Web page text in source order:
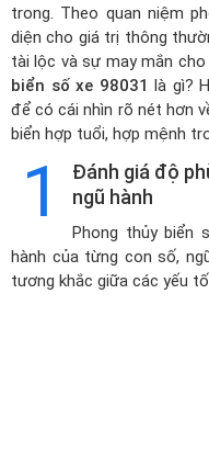
trong. Theo quan niệm
diện cho giá trị thông
tài lộc và sự may mắn
biển số xe 98031 là gì?
để có cái nhìn rõ nét hơn
biển hợp tuổi, hợp mệnh
1
Đánh giá độ
ngũ hành
Phong thủy biển
hành của từng con số,
tương khắc giữa các yếu